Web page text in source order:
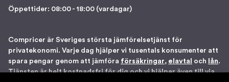
Öppettider: 08:00 - 18:00 (vardagar)
Compricer är Sveriges största jämförelsetjänst för
privatekonomi. Varje dag hjälper vi tusentals konsumenter att
spara pengar genom att jämföra försäkringar, elavtal och lån.
Tjänsten är helt kostnadsfri för dig och vi hjälper även till via